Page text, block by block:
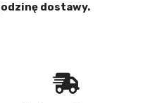
dostawy.